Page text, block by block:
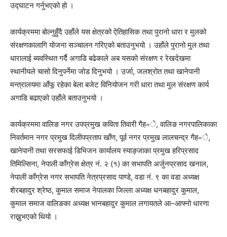
उद्घाटन गर्नुभएको हो ।
कार्यक्रममा बोल्नुहुँदै उहाँले यस क्षेत्रको ऐतिहासिक तथा पुरानो धारा र मुलको
संरक्षणकालागि योजना सञ्चालन गरिएको बताउनुभयो । उहाँले पुरानो मुल तथा
धारालाई ब्यवस्थित गर्दै अगाडि बढेकाले अब यसको संरक्षण र रेखदेखमा
स्थानीयले चासो दिनुपर्नेमा जोड दिनुभयो । उर्जा, जलश्रोत तथा खानेपानी
मन्त्रालयमा आँफू रहेका बेला बजेट विनियोजन गरी धारा तथा मुल संरक्षण कार्य
अगाडि बढाएको उहाँले बताउनुभयो ।
कार्यक्रममा वालिङ नगर उपप्रमुख कविता तिवारी गैह«े, वालिङ नगरपालिकाका
निवर्तमान नगर प्रमुख दिलीपप्रताप खाँण, पूर्व नगर प्रमुख लालचन्द्र गैह«े,
खानेपानी तथा सरसफाई डिभिजन कार्यालय स्याङ्जाका प्रमुख हरिप्रसाद
तिमिल्सिना, नेपाली काँग्रेस क्षेत्र नं. २ (१) का सभापति अर्जुनप्रसाद खनाल,
नेपाली काँग्रेस नगर सभापति नेत्रप्रसाद पाण्डे, वडा नं. ९ का वडा अध्यक्ष
शेरबहादुर श्रेष्ठ, कुमाल समाज नेपालका जिल्ला अध्यक्ष धनबहादुर कुमाल,
कुमाल समाज वालिङका अध्यक्ष भानबहादुर कुमाल लगायतले आ–आफ्नो धारणा
राख्नुभएको थियो ।